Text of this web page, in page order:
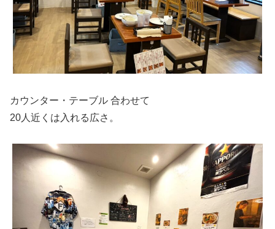
カウンター・テーブル 合わせて
20人近くは入れる広さ。